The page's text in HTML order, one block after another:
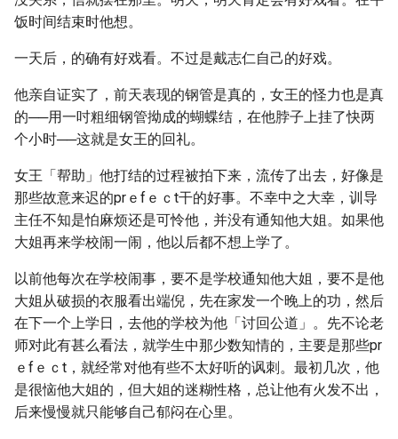
饭时间结束时他想。
一天后，的确有好戏看。不过是戴志仁自己的好戏。
他亲自证实了，前天表现的钢管是真的，女王的怪力也是真
的──用一吋粗细钢管拗成的蝴蝶结，在他脖子上挂了快两
个小时──这就是女王的回礼。
女王「帮助」他打结的过程被拍下来，流传了出去，好像是
那些故意来迟的prｅfｅｃt干的好事。不幸中之大幸，训导
主任不知是怕麻烦还是可怜他，并没有通知他大姐。如果他
大姐再来学校闹一闹，他以后都不想上学了。
以前他每次在学校闹事，要不是学校通知他大姐，要不是他
大姐从破损的衣服看出端倪，先在家发一个晚上的功，然后
在下一个上学日，去他的学校为他「讨回公道」。先不论老
师对此有甚么看法，就学生中那少数知情的，主要是那些pr
ｅfｅｃt，就经常对他有些不太好听的讽刺。最初几次，他
是很恼他大姐的，但大姐的迷糊性格，总让他有火发不出，
后来慢慢就只能够自己郁闷在心里。